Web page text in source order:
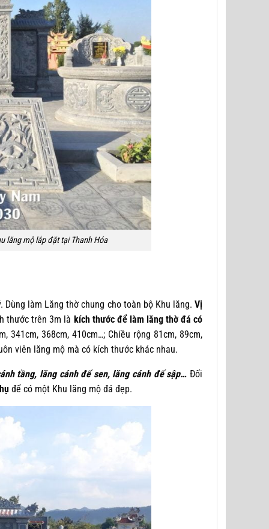
lăng mộ lắp đặt tại Thanh Hóa
làm Lăng thờ chung cho toàn bộ Khu lăng. Vị
thước trên 3m là kích thước để làm lăng thờ đá có
341cm, 368cm, 410cm…; Chiều rộng 81cm, 89cm,
viên lăng mộ mà có kích thước khác nhau.
tầng, lăng cánh đế sen, lăng cánh đế sập…Đối
để có một Khu lăng mộ đá đẹp.